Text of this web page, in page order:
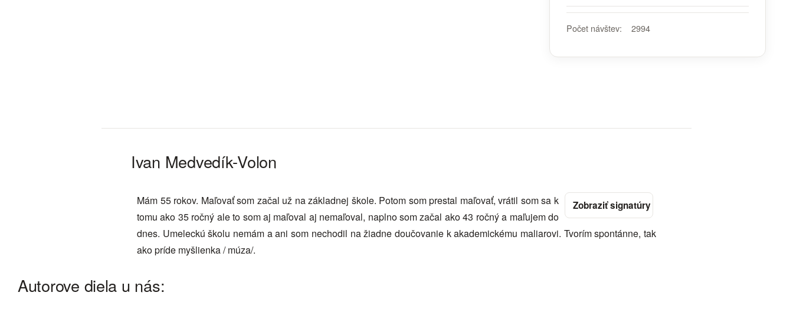
Počet návštev: 2994
Ivan Medvedík-Volon
Mám 55 rokov. Maľovať som začal už na základnej škole. Potom som prestal maľovať, vrátil som sa k
tomu ako 35 ročný ale to som aj maľoval aj nemaľoval, naplno som začal ako 43 ročný a maľujem do
dnes. Umeleckú školu nemám a ani som nechodil na žiadne doučovanie k akademickému maliarovi. Tvorím spontánne, tak
ako príde myšlienka / múza/.
Autorove diela u nás: